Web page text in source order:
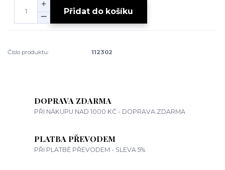
Přidat do košíku
Číslo produktu: 112302
DOPRAVA ZDARMA
PŘI NÁKUPU NAD 1000 KČ - DOPRAVA ZDARMA
PLATBA PŘEVODEM
PŘI PLATBĚ PŘEVODEM - SLEVA 5%